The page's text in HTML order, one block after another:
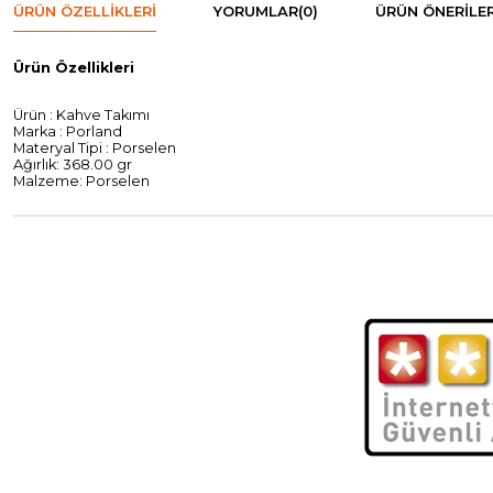
ÜRÜN ÖZELLIKLERI YORUMLAR(0) ÜRÜN
Ürün Özellikleri
Ürün : Kahve Takımı
Marka : Porland
Materyal Tipi : Porselen
Ağırlık: 368.00 gr
Malzeme: Porselen